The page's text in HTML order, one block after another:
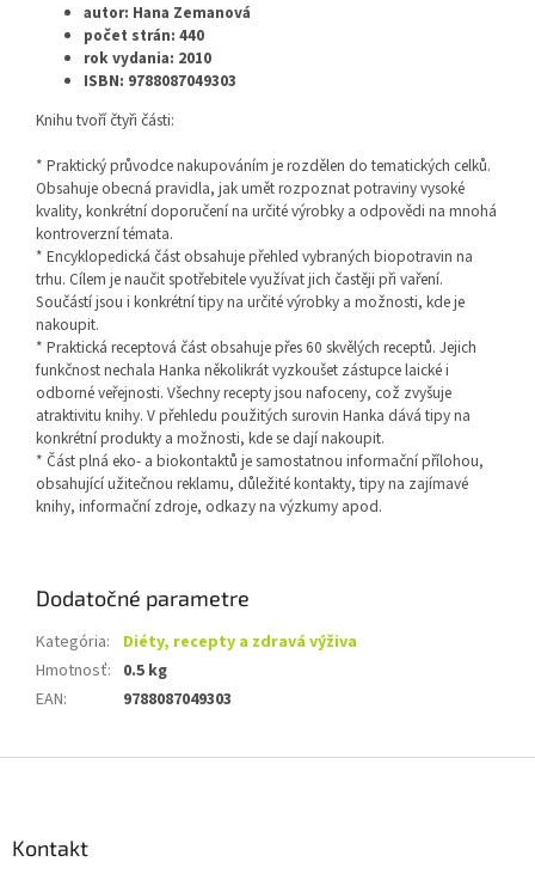
autor: Hana Zemanová
počet strán: 440
rok vydania: 2010
ISBN: 9788087049303
Knihu tvoří čtyři části:
* Praktický průvodce nakupováním je rozdělen do tematických celků.
Obsahuje obecná pravidla, jak umět rozpoznat potraviny vysoké
kvality, konkrétní doporučení na určité výrobky a odpovědi na mnohá
kontroverzní témata.
* Encyklopedická část obsahuje přehled vybraných biopotravin na
trhu. Cílem je naučit spotřebitele využívat jich častěji při vaření.
Součástí jsou i konkrétní tipy na určité výrobky a možnosti, kde je
nakoupit.
* Praktická receptová část obsahuje přes 60 skvělých receptů. Jejich
funkčnost nechala Hanka několikrát vyzkoušet zástupce laické i
odborné veřejnosti. Všechny recepty jsou nafoceny, což zvyšuje
atraktivitu knihy. V přehledu použitých surovin Hanka dává tipy na
konkrétní produkty a možnosti, kde se dají nakoupit.
* Část plná eko- a biokontaktů je samostatnou informační přílohou,
obsahující užitečnou reklamu, důležité kontakty, tipy na zajímavé
knihy, informační zdroje, odkazy na výzkumy apod.
Dodatočné parametre
Kategória:
Diéty, recepty a zdravá výživa
Hmotnosť: 0.5 kg
EAN: 9788087049303
Kontakt